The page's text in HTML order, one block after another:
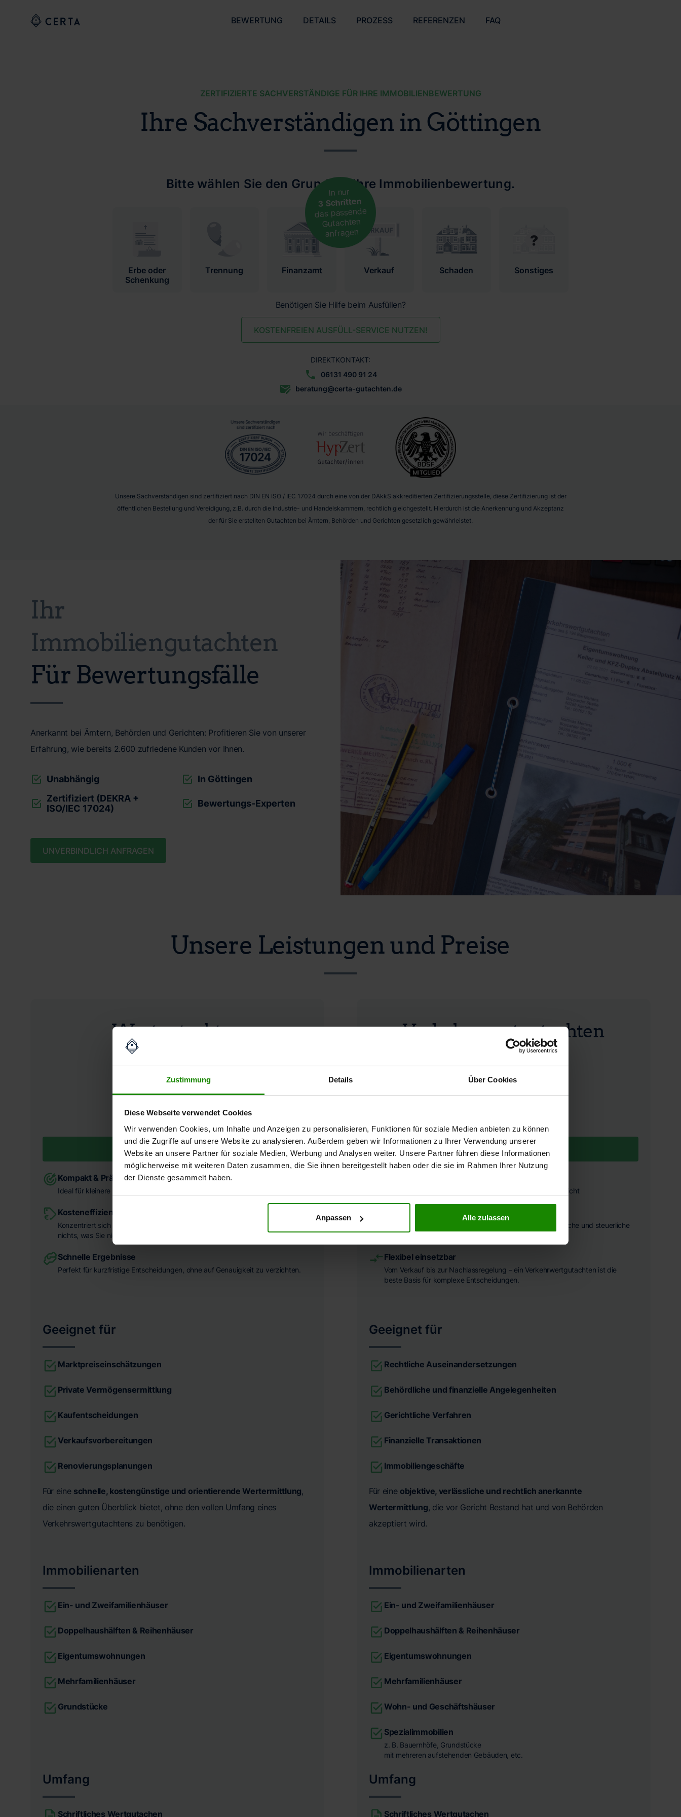
Zustimmung Details Über Cookies
Diese Webseite verwendet Cookies
Wir verwenden Cookies, um Inhalte und Anzeigen zu personalisieren, Funktionen für soziale Medien anbieten zu können
und die Zugriffe auf unsere Website zu analysieren. Außerdem geben wir Informationen zu Ihrer Verwendung unserer
Website an unsere Partner für soziale Medien, Werbung und Analysen weiter. Unsere Partner führen diese Informationen
möglicherweise mit weiteren Daten zusammen, die Sie ihnen bereitgestellt haben oder die sie im Rahmen Ihrer Nutzung
der Dienste gesammelt haben.
Anpassen Alle zulassen
BEWERTUNG DETAILS PROZESS REFERENZEN FAQ
ZERTIFIZIERTE SACHVERSTÄNDIGE FÜR IHRE IMMOBILIENBEWERTUNG
Ihre Sachverständigen in Göttingen
Bitte wählen Sie den Grund für Ihre Immobilienbewertung.
Erbe oder
Schenkung
Trennung Finanzamt Verkauf Schaden Sonstiges
Benötigen Sie Hilfe beim Ausfüllen?
KOSTENFREIEN AUSFÜLL-SERVICE NUTZEN!
In nur
3 Schritten
das passende
Gutachten
anfragen
DIREKTKONTAKT:
06131 490 91 24
beratung@certa-gutachten.de
Unsere Sachverständigen sind zertifiziert nach DIN EN ISO / IEC 17024 durch eine von der DAkkS akkreditierten Zertifizierungsstelle, diese Zertifizierung ist der
öffentlichen Bestellung und Vereidigung, z.B. durch die Industrie- und Handelskammern, rechtlich gleichgestellt. Hierdurch ist die Anerkennung und Akzeptanz
der für Sie erstellten Gutachten bei Ämtern, Behörden und Gerichten gesetzlich gewährleistet.
Ihr
Immobiliengutachten
Für Bewertungsfälle
Anerkannt bei Ämtern, Behörden und Gerichten: Profitieren Sie von unserer
Erfahrung, wie bereits 2.600 zufriedene Kunden vor Ihnen.
Unabhängig
In Göttingen
Zertifiziert (DEKRA +
ISO/IEC 17024)
Bewertungs-Experten
UNVERBINDLICH ANFRAGEN
Unsere Leistungen und Preise
Wertgutachten
FESTPREIS INKL. MWST.
1.490 €
UNVERBINDLICH ANFRAGEN
Kompakt & Präzise
Ideal für kleinere Entscheidungsprozesse und einen schnellen Überblick.
Kosteneffizient
Konzentriert sich auf die wesentlichen Eckdaten – alles, was Sie brauchen,
nichts, was Sie nicht brauchen.
Schnelle Ergebnisse
Perfekt für kurzfristige Entscheidungen, ohne auf Genauigkeit zu verzichten.
Geeignet für
Marktpreiseinschätzungen
Private Vermögensermittlung
Kaufentscheidungen
Verkaufsvorbereitungen
Renovierungsplanungen
Für eine schnelle, kostengünstige und orientierende Wertermittlung,
die einen guten Überblick bietet, ohne den vollen Umfang eines
Verkehrswertgutachtens zu benötigen.
Immobilienarten
Ein- und Zweifamilienhäuser
Doppelhaushälften & Reihenhäuser
Eigentumswohnungen
Mehrfamilienhäuser
Grundstücke
Umfang
Schriftliches Wertgutachen
Verkehrswertgutachten
FESTPREIS INKL. MWST.
3.490 €
UNVERBINDLICH ANFRAGEN
Alle relevanten Einflussfaktoren in einem ausführlichen Bericht
Erfüllt alle gesetzliche Vorgaben und eignet sich für rechtliche und steuerliche
Zwecke.
Flexibel einsetzbar
Vom Verkauf bis zur Nachlassregelung – ein Verkehrwertgutachten ist die
beste Basis für komplexe Entscheidungen.
Geeignet für
Rechtliche Auseinandersetzungen
Behördliche und finanzielle Angelegenheiten
Gerichtliche Verfahren
Finanzielle Transaktionen
Immobiliengeschäfte
Für eine objektive, verlässliche und rechtlich anerkannte
Wertermittlung, die vor Gericht Bestand hat und von Behörden
akzeptiert wird.
Immobilienarten
Ein- und Zweifamilienhäuser
Doppelhaushälften & Reihenhäuser
Eigentumswohnungen
Mehrfamilienhäuser
Wohn- und Geschäftshäuser
Spezialimmobilien
z. B. Bauernhöfe, Grundstücke
mit mehreren aufstehenden Gebäuden, etc.
Umfang
Schriftliches Wertgutachen